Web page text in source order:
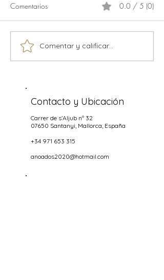
Música en vivo temporada
2026
Comentarios 0.0 / 5 (0)
Comentar y calificar...
Contacto y Ubicación
Carrer de s'Aljub nº 32
07650 Santanyi , Mallorca, España
+34 971 653 315
anoados2020@hotmail.com